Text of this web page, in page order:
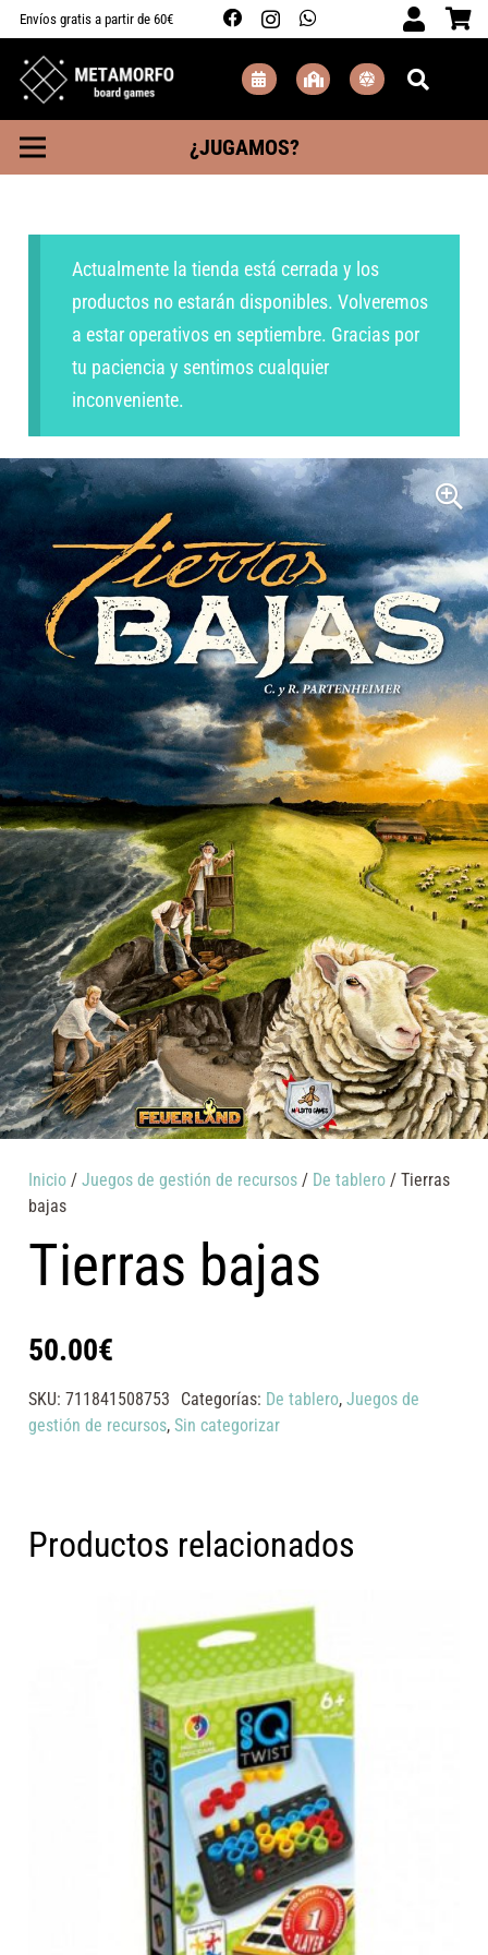
Envíos gratis a partir de 60€
¿JUGAMOS?
Actualmente la tienda está cerrada y los
productos no estarán disponibles. Volveremos
a estar operativos en septiembre. Gracias por
tu paciencia y sentimos cualquier
inconveniente.
Inicio /Juegos de gestión de recursos / De tablero / Tierras
bajas
Tierras bajas
50.00€
SKU:711841508753 Categorías: De tablero, Juegos de
gestión de recursos,Sin categorizar
Productos relacionados